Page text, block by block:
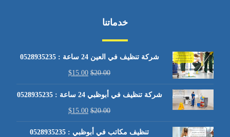
خدماتنا
شركة تنظيف في العين 24 ساعة : 0528935235
$20.00
$15.00
شركة تنظيف في أبوظبي 24 ساعة : 0528935235
$20.00
$15.00
تنظيف مكاتب في أبوظبي : 0528935235